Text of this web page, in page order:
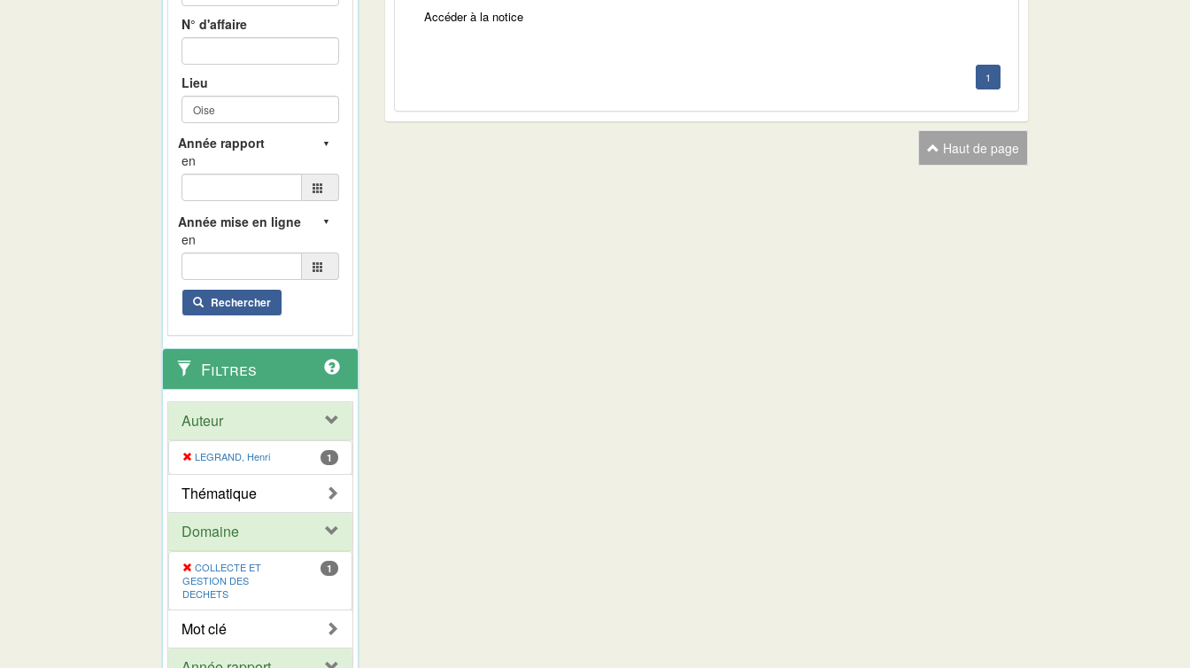
N° d'affaire
Lieu
en
en
Rechercher
Filtres
Auteur
LEGRAND, Henri 1
Thématique
Domaine
COLLECTE ET
GESTION DES
DECHETS
1
Mot clé
Accéder à la notice
1
Haut de page